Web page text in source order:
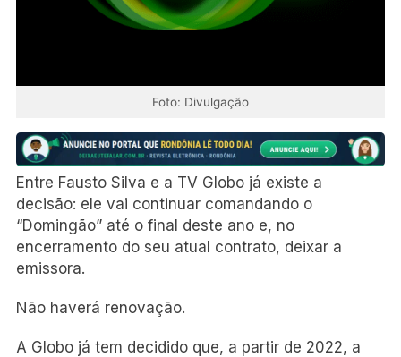
Foto: Divulgação
Entre Fausto Silva e a TV Globo já existe a
decisão: ele vai continuar comandando o
“Domingão” até o final deste ano e, no
encerramento do seu atual contrato, deixar a
emissora.
Não haverá renovação.
A Globo já tem decidido que, a partir de 2022, a